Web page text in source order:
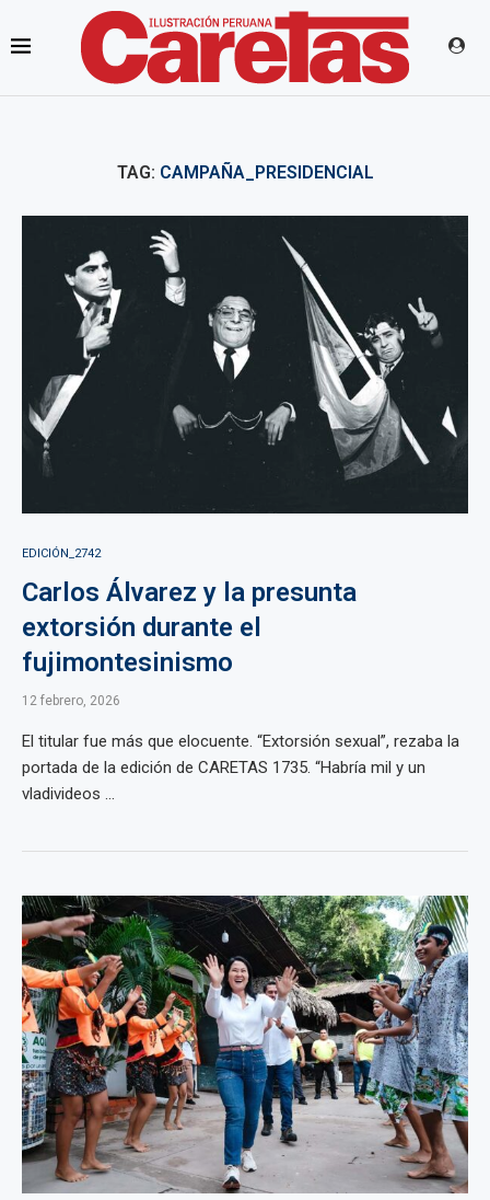
TAG: CAMPAÑA_PRESIDENCIAL
EDICIÓN_2742
Carlos Álvarez y la presunta
extorsión durante el
fujimontesinismo
12 febrero, 2026
El titular fue más que elocuente. “Extorsión sexual”, rezaba la
portada de la edición de CARETAS 1735. “Habría mil y un
vladivideos ...